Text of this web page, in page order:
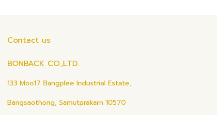
Contact us
BONBACK CO.,LTD.
133 Moo17 Bangplee Industrial Estate,
Bangsaothong, Samutprakarn 10570